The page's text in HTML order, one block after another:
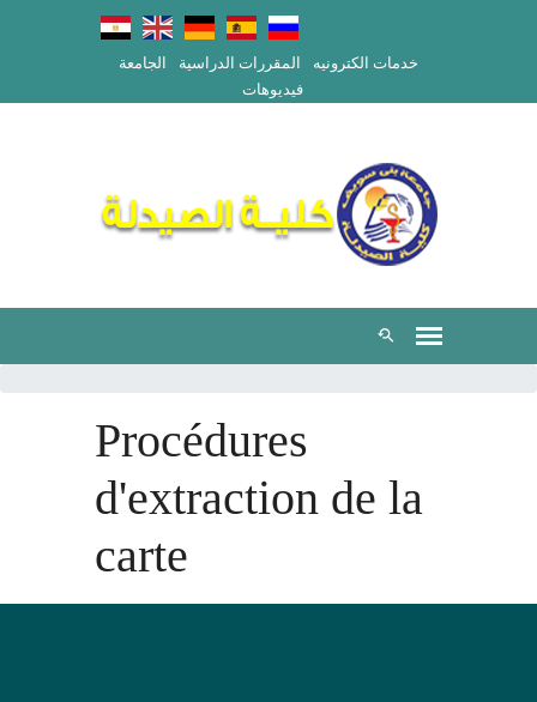
الجامعة المقررات الدراسية
خدمات الكترونيه
فيديوهات
Procédures
d'extraction de la
carte